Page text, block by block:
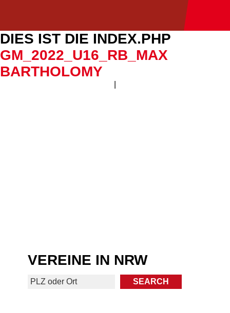
DIES IST DIE INDEX.PHP
GM_2022_U16_RB_MAX
BARTHOLOMY
VEREINE IN NRW